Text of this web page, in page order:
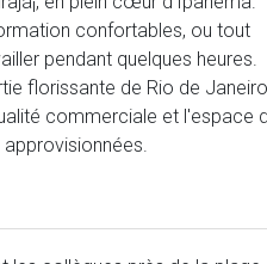
confortables, ou tout
pendant quelques heures.
florissante de Rio de
commerciale et l'espace